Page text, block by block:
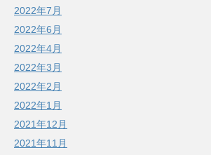
2022年7月
2022年6月
2022年4月
2022年3月
2022年2月
2022年1月
2021年12月
2021年11月